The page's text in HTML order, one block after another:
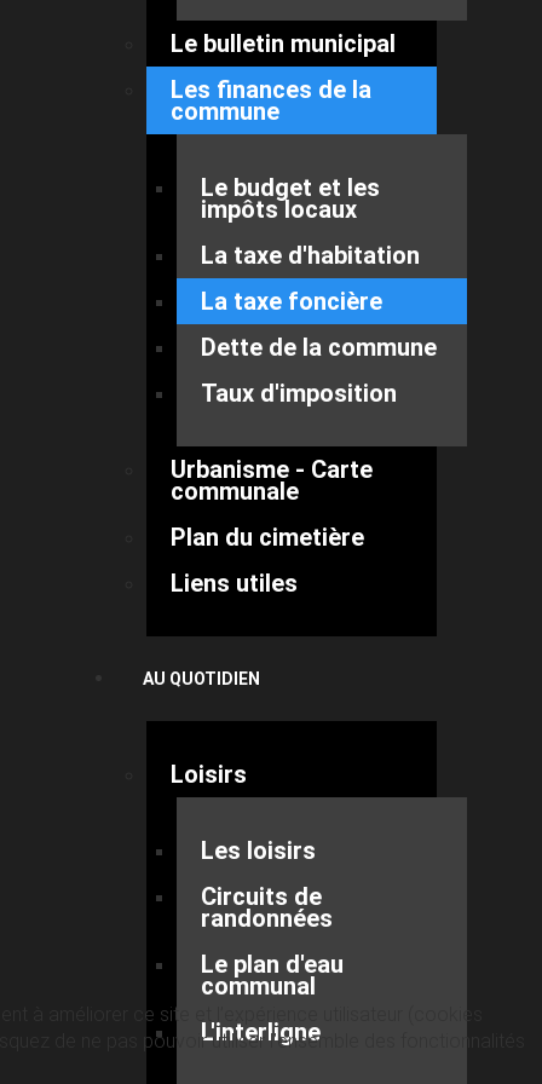
Le bulletin municipal
Les finances de la
commune
Le budget et les
impôts locaux
La taxe d'habitation
La taxe foncière
Dette de la commune
Taux d'imposition
Urbanisme - Carte
communale
Plan du cimetière
Liens utiles
AU QUOTIDIEN
Loisirs
Les loisirs
Circuits de
randonnées
Le plan d'eau
communal
L'interligne
à améliorer ce site et l’expérience utilisateur (cookies
de ne pas pouvoir utiliser l’ensemble des fonctionnalités